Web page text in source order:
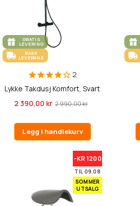
GRATIS
LEVERING
RASK
LEVERANS
2
Lykke Takdusj Komfort, Svart
2 390,00 kr 2 990,00 kr
Legg i handlekurv
-KR 1200
TIL 09.08
SOMMER
UTSALG